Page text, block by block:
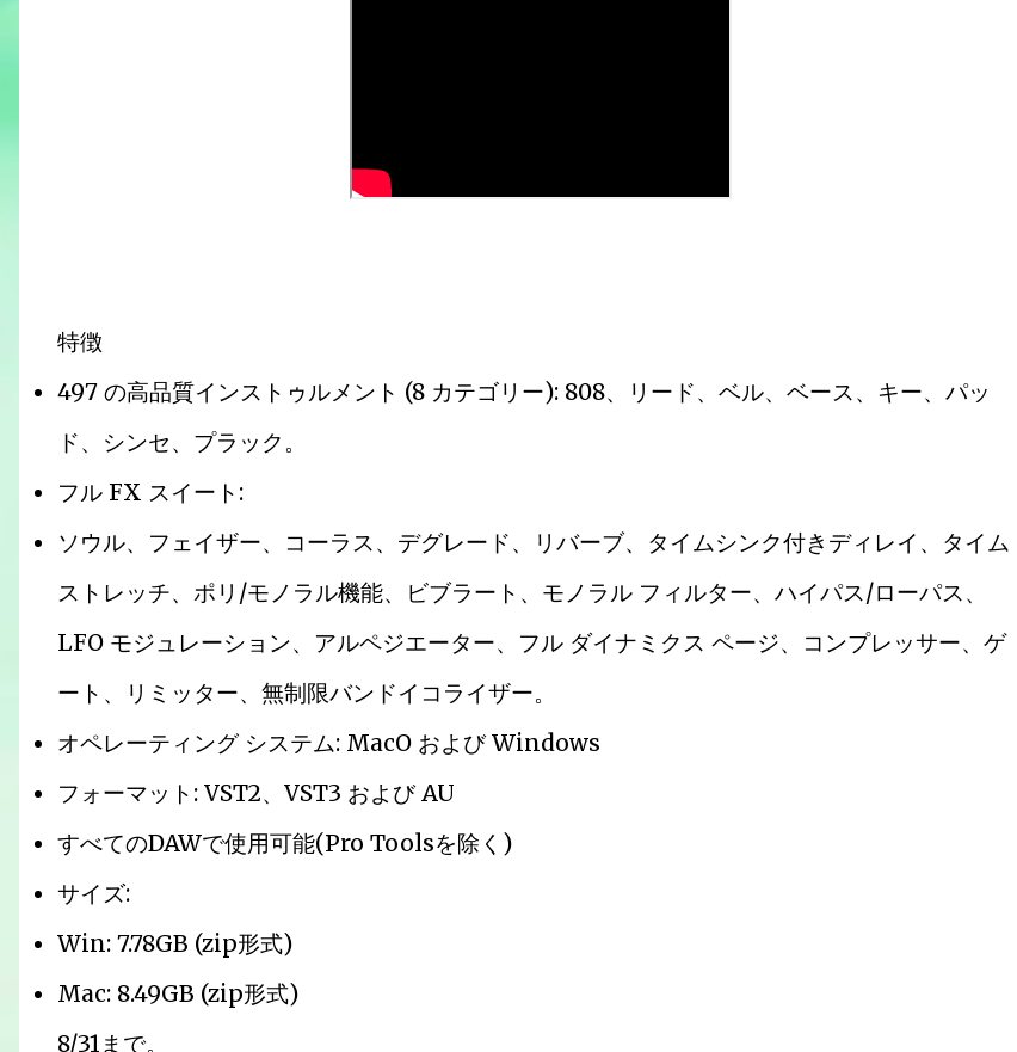
特徴
497 の高品質インストゥルメント (8 カテゴリー): 808、リード、ベル、ベース、キー、パッ
ド、シンセ、プラック。
フル FX スイート:
ソウル、フェイザー、コーラス、デグレード、リバーブ、タイムシンク付きディレイ、タイム
ストレッチ、ポリ/モノラル機能、ビブラート、モノラル フィルター、ハイパス/ローパス、
LFO モジュレーション、アルペジエーター、フル ダイナミクス ページ、コンプレッサー、ゲ
ート、リミッター、無制限バンドイコライザー。
オペレーティング システム: MacO および Windows
フォーマット: VST2、VST3 および AU
すべてのDAWで使用可能(Pro Toolsを除く)
サイズ:
Win: 7.78GB (zip形式)
Mac: 8.49GB (zip形式)
8/31まで。